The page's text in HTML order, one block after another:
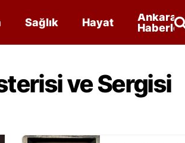
Sağlık Hayat
Ankara
ve Sergisi